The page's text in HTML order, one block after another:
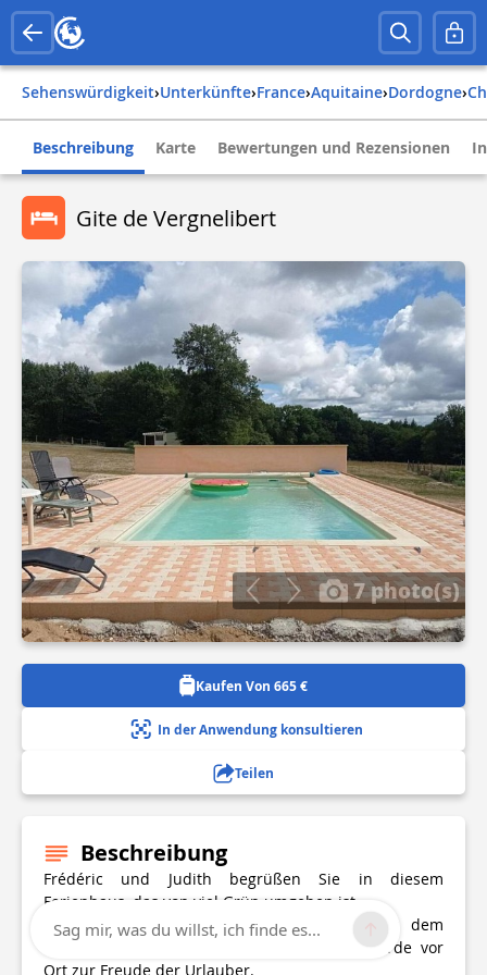
Sehenswürdigkeit› Unterkünfte› france› aquitaine› dordogne›
Beschreibung Karte Bewertungen und Rezensionen
Gite de Vergnelibert
7 photo(s)
Kaufen Von 665 €
In der Anwendung konsultieren
Teilen
Beschreibung
Frédéric und Judith begrüßen Sie in diesem
Ferienhaus, das von viel Grün umgeben ist.
Angeln vor Ort möglich (no kill), 20 m vor dem
Ferienhaus, kleiner privater Teich. Katze, Pferde vor
Ort zur Freude der Urlauber.
Sag mir, was du willst, ich finde es...